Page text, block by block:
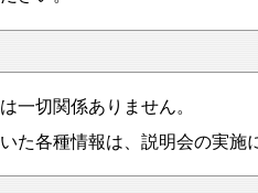
一切関係ありません。
た各種情報は、説明会の実施